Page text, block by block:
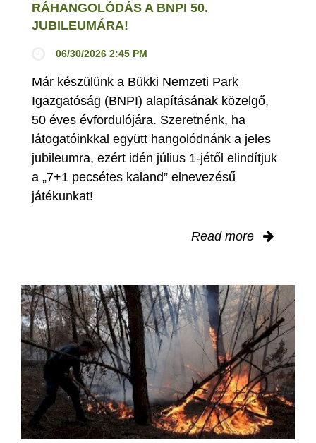
RÁHANGOLÓDÁS A BNPI 50.
JUBILEUMÁRA!
06/30/2026 2:45 PM
Már készülünk a Bükki Nemzeti Park
Igazgatóság (BNPI) alapításának közelgő,
50 éves évfordulójára. Szeretnénk, ha
látogatóinkkal együtt hangolódnánk a jeles
jubileumra, ezért idén július 1-jétől elindítjuk
a „7+1 pecsétes kaland” elnevezésű
játékunkat!
Read more